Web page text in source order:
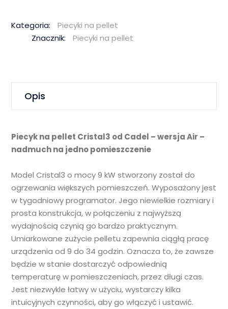
–
Cadel
Kategoria:
Piecyki na pellet
Znacznik:
Piecyki na pellet
Opis
Piecyk na pellet Cristal3 od Cadel – wersja Air –
nadmuch na jedno pomieszczenie
Model Cristal3 o mocy 9 kW stworzony został do
ogrzewania większych pomieszczeń. Wyposażony jest
w tygodniowy programator. Jego niewielkie rozmiary i
prosta konstrukcja, w połączeniu z najwyższą
wydajnością czynią go bardzo praktycznym.
Umiarkowane zużycie pelletu zapewnia ciągłą pracę
urządzenia od 9 do 34 godzin. Oznacza to, że zawsze
będzie w stanie dostarczyć odpowiednią
temperaturę w pomieszczeniach, przez długi czas.
Jest niezwykle łatwy w użyciu, wystarczy kilka
intuicyjnych czynności, aby go włączyć i ustawić.